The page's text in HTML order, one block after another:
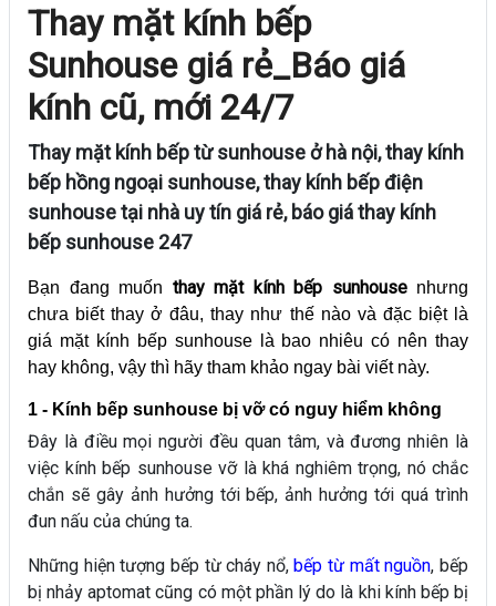
Thay mặt kính bếp
Sunhouse giá rẻ_Báo giá
kính cũ, mới 24/7
Thay mặt kính bếp từ sunhouse ở hà nội, thay kính
bếp hồng ngoại sunhouse, thay kính bếp điện
sunhouse tại nhà uy tín giá rẻ, báo giá thay kính
bếp sunhouse 247
Bạn đang muốn thay mặt kính bếp sunhousenhưng
chưa biết thay ở đâu, thay như thế nào và đặc biệt là
giá mặt kính bếp sunhouse là bao nhiêu có nên thay
hay không, vậy thì hãy tham khảo ngay bài viết này.
1 - Kính bếp sunhouse bị vỡ có nguy hiểm không
Đây là điều mọi người đều quan tâm, và đương nhiên là
việc kính bếp sunhouse vỡ là khá nghiêm trọng, nó chắc
chắn sẽ gây ảnh hưởng tới bếp, ảnh hưởng tới quá trình
đun nấu của chúng ta.
Những hiện tượng bếp từ cháy nổ,bếp từ mất nguồn, bếp
bị nhảy aptomat cũng có một phần lý do là khi kính bếp bị